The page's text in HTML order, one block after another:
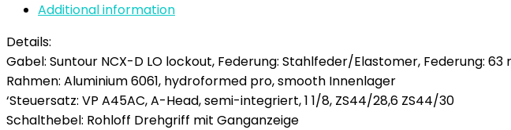
Additional information
Details:
Gabel: Suntour NCX-D LO lockout, Federung: Stahlfeder/Elastomer, Federung: 63
Rahmen: Aluminium 6061, hydroformed pro, smooth Innenlager
‘Steuersatz: VP A45AC, A-Head, semi-integriert, 1 1/8, ZS44/28,6 ZS44/30
Schalthebel: Rohloff Drehgriff mit Ganganzeige